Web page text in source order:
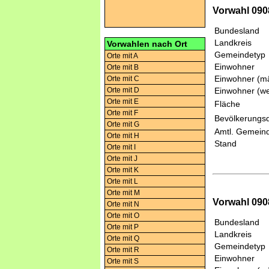
Vorwahlen nach Ort
Orte mit A
Orte mit B
Orte mit C
Orte mit D
Orte mit E
Orte mit F
Orte mit G
Orte mit H
Orte mit I
Orte mit J
Orte mit K
Orte mit L
Orte mit M
Orte mit N
Orte mit O
Orte mit P
Orte mit Q
Orte mit R
Orte mit S
Vorwahl
Bundesland
Landkreis
Gemeindetyp
Einwohner
Einwohner
Einwohner
Fläche
Amtl.
Stand
Vorwahl
Bundesland
Landkreis
Gemeindetyp
Einwohner